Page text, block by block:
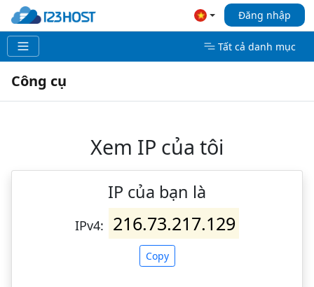
Đăng nhập
Tất cả danh mục
Công cụ
Xem IP của tôi
IP của bạn là
IPv4: 216.73.217.129
Copy